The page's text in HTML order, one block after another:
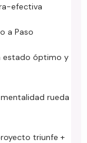
efectiva
a Paso
estado óptimo y
rueda
triunfe +